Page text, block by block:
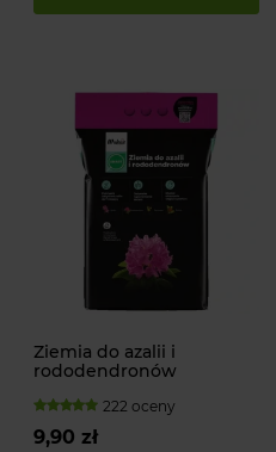
Ziemia do azalii i
rododendronów
222 oceny
9,90 zł